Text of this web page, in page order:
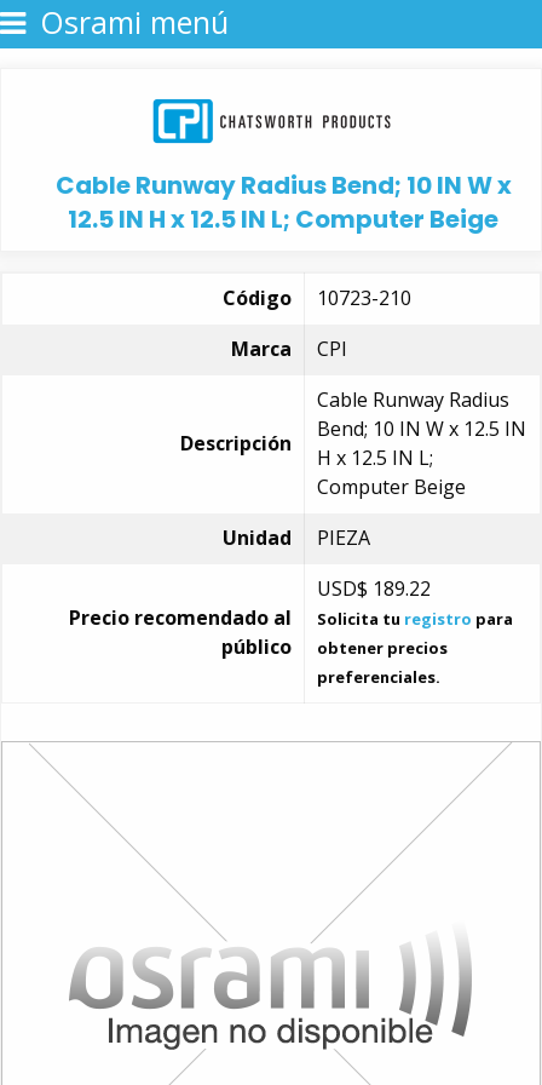
Osrami menú
Cable Runway Radius Bend; 10 IN W x
12.5 IN H x 12.5 IN L; Computer Beige
Código
10723-210
Marca
CPI
Descripción
Cable Runway Radius
Bend; 10 IN W x 12.5 IN
H x 12.5 IN L;
Computer Beige
Unidad
PIEZA
Precio recomendado al
público
USD$ 189.22
Solicita tu registro para
obtener precios
preferenciales.